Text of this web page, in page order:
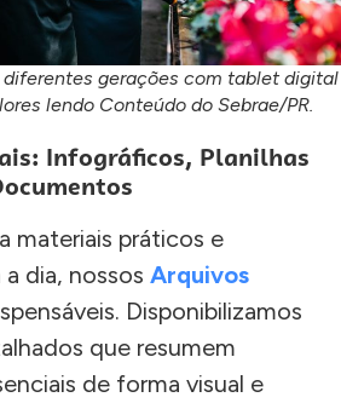
diferentes gerações com tablet digital
lendo Conteúdo do Sebrae/PR.
Infográficos, Planilhas
materiais práticos e
dia, nossos Arquivos
Disponibilizamos
que resumem
de forma visual e